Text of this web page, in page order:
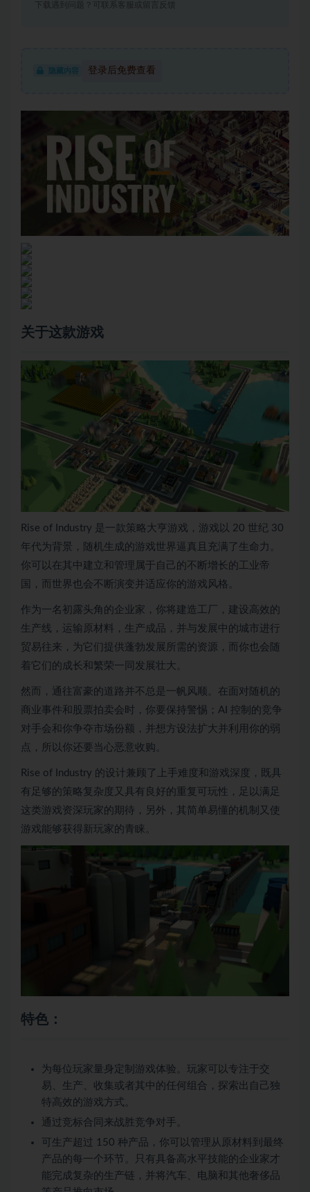
下载遇到问题？可联系客服或留言反馈
隐藏内容 登录后免费查看
关于这款游戏
Rise of Industry 是一款策略大亨游戏，游戏以 20 世纪 30
年代为背景，随机生成的游戏世界逼真且充满了生命力。
你可以在其中建立和管理属于自己的不断增长的工业帝
国，而世界也会不断演变并适应你的游戏风格。
作为一名初露头角的企业家，你将建造工厂，建设高效的
生产线，运输原材料，生产成品，并与发展中的城市进行
贸易往来，为它们提供蓬勃发展所需的资源，而你也会随
着它们的成长和繁荣一同发展壮大。
然而，通往富豪的道路并不总是一帆风顺。在面对随机的
商业事件和股票拍卖会时，你要保持警惕；AI 控制的竞争
对手会和你争夺市场份额，并想方设法扩大并利用你的弱
点，所以你还要当心恶意收购。
Rise of Industry 的设计兼顾了上手难度和游戏深度，既具
有足够的策略复杂度又具有良好的重复可玩性，足以满足
这类游戏资深玩家的期待，另外，其简单易懂的机制又使
游戏能够获得新玩家的青睐。
特色：
为每位玩家量身定制游戏体验。玩家可以专注于交
易、生产、收集或者其中的任何组合，探索出自己独
特高效的游戏方式。
通过竞标合同来战胜竞争对手。
可生产超过 150 种产品，你可以管理从原材料到最终
产品的每一个环节。只有具备高水平技能的企业家才
能完成复杂的生产链，并将汽车、电脑和其他奢侈品